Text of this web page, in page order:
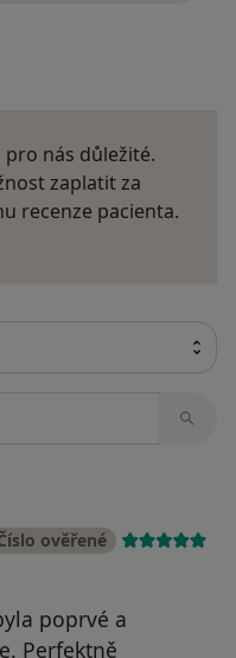
pro nás důležité.
zaplatit za
recenze pacienta.
ověřené
poprvé a
Perfektně